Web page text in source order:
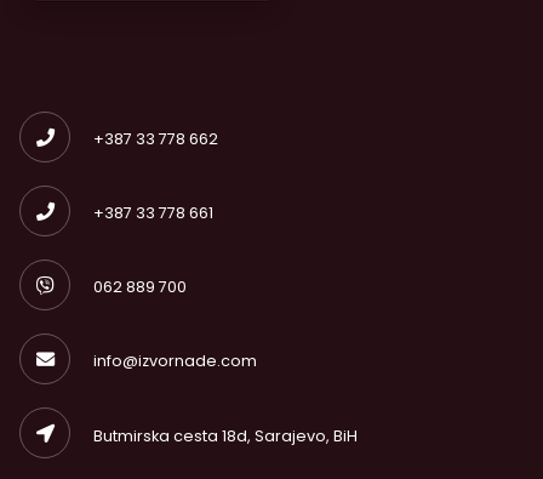
+387 33 778 662
+387 33 778 661
062 889 700
info@izvornade.com
Butmirska cesta 18d, Sarajevo, BiH